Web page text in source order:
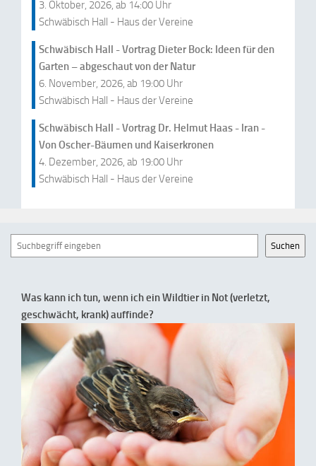
3. Oktober, 2026, ab 14:00 Uhr
Schwäbisch Hall - Haus der Vereine
Schwäbisch Hall - Vortrag Dieter Bock: Ideen für den
Garten – abgeschaut von der Natur
6. November, 2026, ab 19:00 Uhr
Schwäbisch Hall - Haus der Vereine
Schwäbisch Hall - Vortrag Dr. Helmut Haas - Iran -
Von Oscher-Bäumen und Kaiserkronen
4. Dezember, 2026, ab 19:00 Uhr
Schwäbisch Hall - Haus der Vereine
Suchen Suchen
Was kann ich tun, wenn ich ein Wildtier in Not (verletzt,
geschwächt, krank) auffinde?